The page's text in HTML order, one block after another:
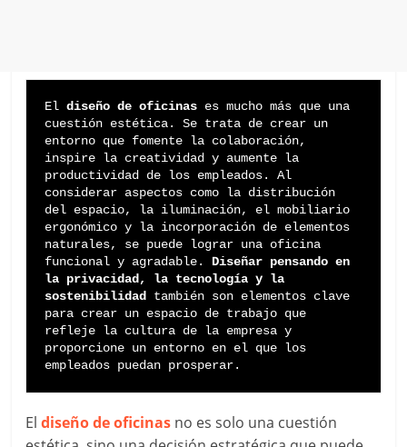
El diseño de oficinas es mucho más que una
cuestión estética. Se trata de crear un
entorno que fomente la colaboración,
inspire la creatividad y aumente la
productividad de los empleados. Al
considerar aspectos como la distribución
del espacio, la iluminación, el mobiliario
ergonómico y la incorporación de elementos
naturales, se puede lograr una oficina
funcional y agradable. Diseñar pensando en
la privacidad, la tecnología y la
sostenibilidad
también son elementos clave
para crear un espacio de trabajo que
refleje la cultura de la empresa y
proporcione un entorno en el que los
empleados puedan prosperar.
Eldiseño de oficinas no es solo una cuestión